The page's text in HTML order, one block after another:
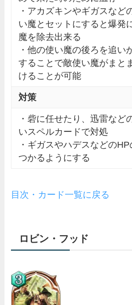
・アカズキンやギガスなど
い魔とセットにすると爆発
魔を除去出来る
・他の使い魔の後ろを追い
することで敵使い魔がまと
けることが可能
対策
・砦に任せたり、迅雷など
いスペルカードで対処
・ギガスやハデスなどの
つかるようにする
目次・カード一覧に戻る
ロビン・フッド